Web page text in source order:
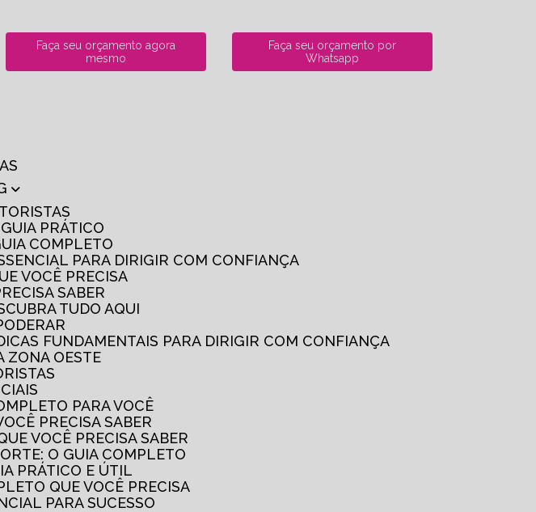
Faça seu orçamento agora
mesmo
Faça seu orçamento por
Whatsapp
PRÁTICO
COMPLETO
PARA DIRIGIR COM CONFIANÇA
VOCÊ PRECISA
SABER
TUDO AQUI
FUNDAMENTAIS PARA DIRIGIR COM CONFIANÇA
ZONA OESTE
PARA VOCÊ
PRECISA SABER
VOCÊ PRECISA SABER
O GUIA COMPLETO
PRÁTICO E ÚTIL
QUE VOCÊ PRECISA
PARA SUCESSO